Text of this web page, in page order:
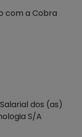
com a Cobra
dos (as)
S/A